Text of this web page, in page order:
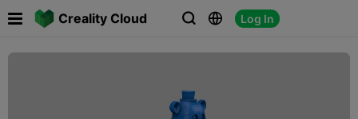
Creality Cloud   Log In
 